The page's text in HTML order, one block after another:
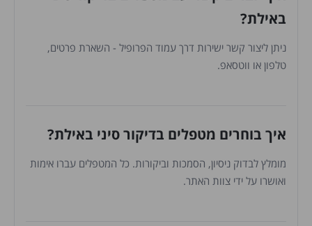
באילת?
ניתן ליצור קשר ישירות דרך עמוד הפרופיל - השארת פרטים,
טלפון או ווטסאפ.
איך בוחרים מטפלים בדיקור סיני באילת?
מומלץ לבדוק ניסיון, הסמכות וביקורות. כל המטפלים עברו אימות
ואושרו על ידי צוות האתר.